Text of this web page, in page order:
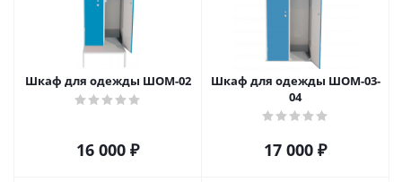
Шкаф для одежды ШОМ-02
16 000 ₽
Шкаф для одежды ШОМ-03-
04
17 000 ₽